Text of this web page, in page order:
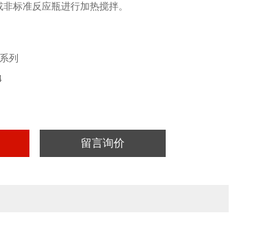
标准反应瓶进行加热搅拌。
列
留言询价